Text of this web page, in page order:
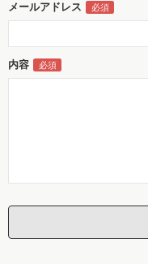
メールアドレス
内容